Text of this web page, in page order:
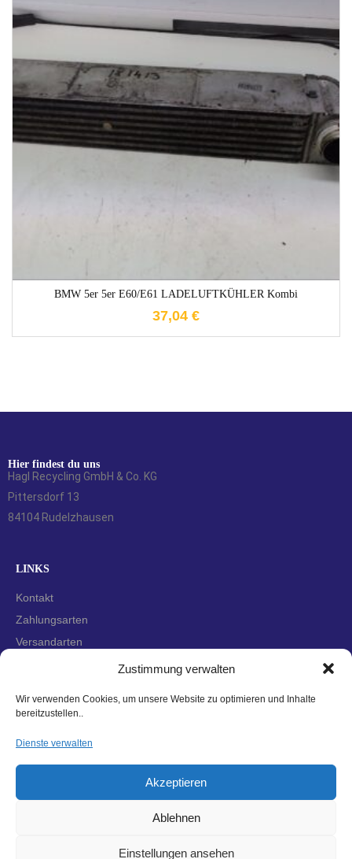
Zustimmung verwalten
Wir verwenden Cookies, um unsere Website zu optimieren und Inhalte
bereitzustellen..
Dienste verwalten
Akzeptieren
Ablehnen
Einstellungen ansehen
BMW 5er 5er E60/E61 LADELUFTKÜHLER Kombi
37,04 €
1-3 Werktage
Hier findest du uns
Hagl Recycling GmbH & Co. KG
Pittersdorf 13
84104 Rudelzhausen
LINKS
Kontakt
Zahlungsarten
Versandarten
Datenschutzerklärung
Cookie-Richtlinie (EU)